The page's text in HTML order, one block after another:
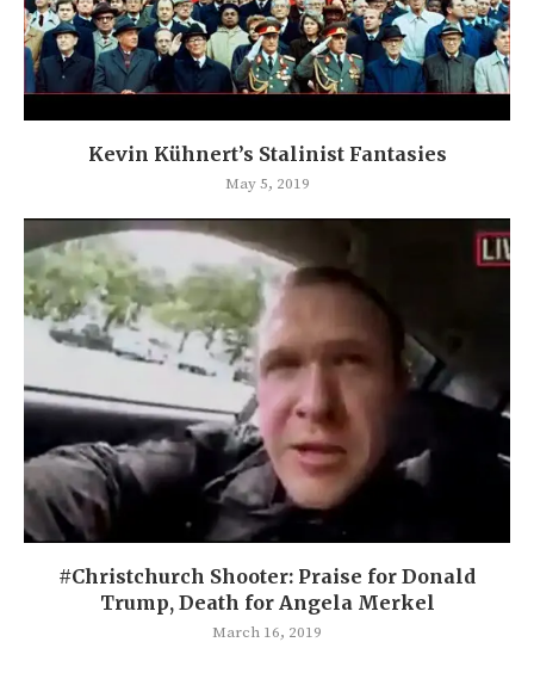
Kevin Kühnert’s Stalinist Fantasies
May 5, 2019
#Christchurch Shooter: Praise for Donald
Trump, Death for Angela Merkel
March 16, 2019